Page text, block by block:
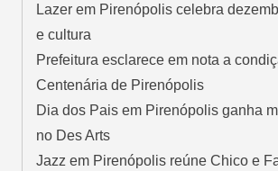
Lazer em Pirenópolis celebra
e cultura
Prefeitura esclarece em nota a
Centenária de Pirenópolis
Dia dos Pais em Pirenópolis ganha
no Des Arts
Jazz em Pirenópolis reúne Chico e